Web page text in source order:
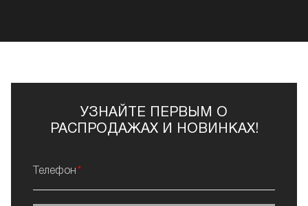
УЗНАЙТЕ ПЕРВЫМ О
РАСПРОДАЖАХ И НОВИНКАХ!
Телефон